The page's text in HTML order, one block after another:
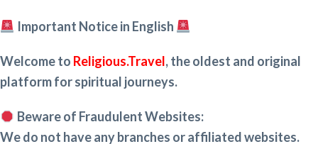
Important Notice in English
Welcome to Religious.Travel, the oldest and original
platform for spiritual journeys.
Beware of Fraudulent Websites:
We do not have any branches or affiliated websites.